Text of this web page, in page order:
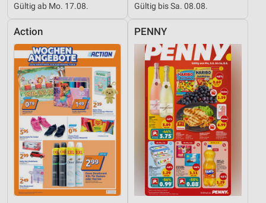
Gültig ab Mo. 17.08. Gültig bis Sa. 08.08.
Action PENNY